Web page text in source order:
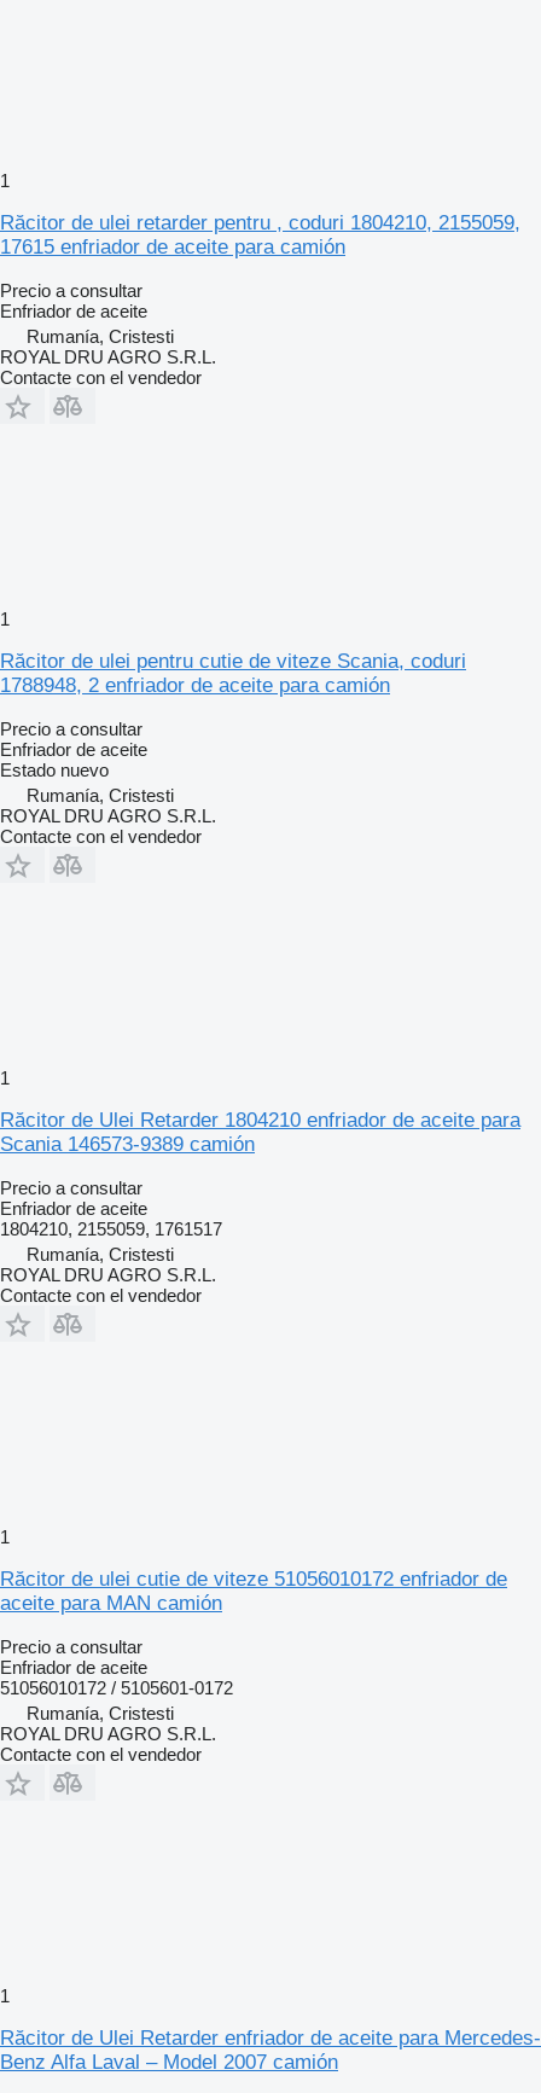
1
Răcitor de ulei retarder pentru , coduri 1804210, 2155059,
17615 enfriador de aceite para camión
Precio a consultar
Enfriador de aceite
Rumanía, Cristesti
ROYAL DRU AGRO S.R.L.
Contacte con el vendedor
1
Răcitor de ulei pentru cutie de viteze Scania, coduri
1788948, 2 enfriador de aceite para camión
Precio a consultar
Enfriador de aceite
Estado nuevo
Rumanía, Cristesti
ROYAL DRU AGRO S.R.L.
Contacte con el vendedor
1
Răcitor de Ulei Retarder 1804210 enfriador de aceite para
Scania 146573-9389 camión
Precio a consultar
Enfriador de aceite
1804210, 2155059, 1761517
Rumanía, Cristesti
ROYAL DRU AGRO S.R.L.
Contacte con el vendedor
1
Răcitor de ulei cutie de viteze 51056010172 enfriador de
aceite para MAN camión
Precio a consultar
Enfriador de aceite
51056010172 / 5105601-0172
Rumanía, Cristesti
ROYAL DRU AGRO S.R.L.
Contacte con el vendedor
1
Răcitor de Ulei Retarder enfriador de aceite para Mercedes-
Benz Alfa Laval – Model 2007 camión